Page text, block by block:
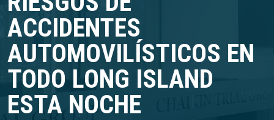
ACCIDENTES
AUTOMOVILÍSTICOS EN
TODO LONG ISLAND
ESTA NOCHE